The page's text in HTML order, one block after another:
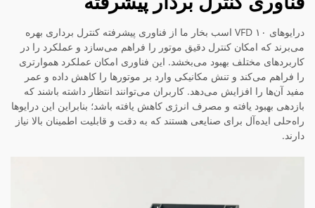
درایوهای VFD ۱۰ اسب بخار ما از فناوری پیشرفته کنترل برداری بهره
می‌برند که امکان کنترل دقیق موتور را فراهم می‌سازد و عملکرد را در
کاربردهای مختلف بهبود می‌بخشد. این فناوری امکان عملکرد هموارتری
را فراهم می‌کند و تنش مکانیکی وارد بر موتورها را کاهش داده و عمر
مفید آن‌ها را افزایش می‌دهد. کاربران می‌توانند انتظار داشته باشند که
بازدهی بهبود یافته و مصرف انرژی کاهش یافته باشد؛ بنابراین این درایوها
راه‌حلی ایده‌آل برای صنایعی هستند که به دقت و قابلیت اطمینان بالا نیاز
دارند.